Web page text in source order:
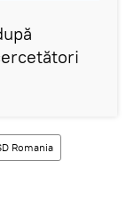
Romania